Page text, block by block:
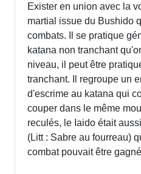
Exister en union avec la
martial issue du Bushido
combats. Il se pratique
katana non tranchant
niveau, il peut être
tranchant. Il regroupe un
d'escrime au katana qui
couper dans le même
reculés, le Iaido était
(Litt : Sabre au fourreau)
combat pouvait être